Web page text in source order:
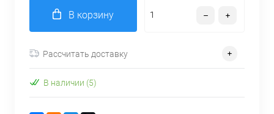
В корзину
Рассчитать доставку
В наличии (5)